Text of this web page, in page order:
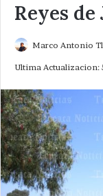
Reyes de
Marco Antonio
Ultima Actualizacion: